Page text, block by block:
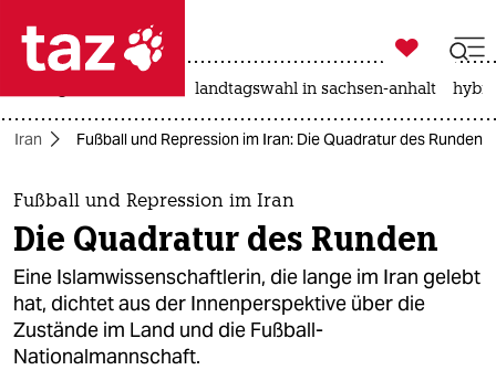
 taz zahl ich
taz zahl ich
themen
politik
öko
gesellschaft

taz zahl ich
landtagswahl in sachsen-anhalt
Iran Fußball und Repression im Iran: Die Quadratur des Runden
Fußball und Repression im Iran
Die Quadratur des Runden
Eine Islamwissenschaftlerin, die lange im Iran gelebt
hat, dichtet aus der Innenperspektive über die
Zustände im Land und die Fußball-
Nationalmannschaft.